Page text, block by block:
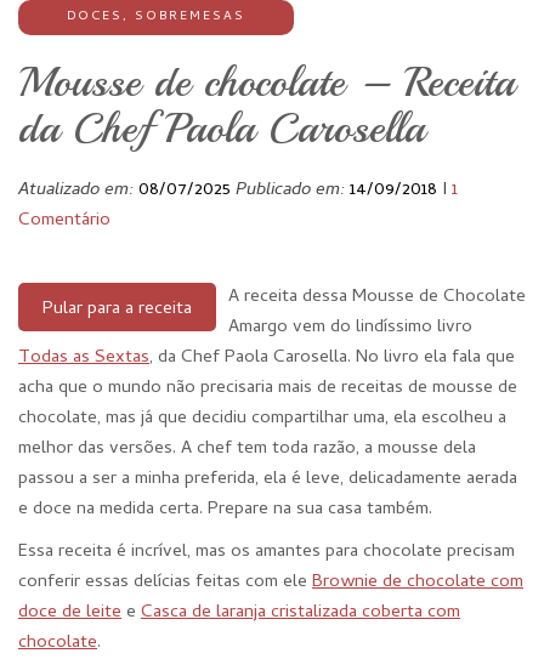
DOCES, SOBREMESAS
Mousse de chocolate – Receita
da Chef Paola Carosella
Atualizado em:08/07/2025 Publicado em:14/09/2018 I 1
Comentário
Pular para a receita
A receita dessa Mousse de Chocolate
Amargo vem do lindíssimo livro
Todas as Sextas, da Chef Paola Carosella. No livro ela fala que
acha que o mundo não precisaria mais de receitas de mousse de
chocolate, mas já que decidiu compartilhar uma, ela escolheu a
melhor das versões. A chef tem toda razão, a mousse dela
passou a ser a minha preferida, ela é leve, delicadamente aerada
e doce na medida certa. Prepare na sua casa também.
Essa receita é incrível, mas os amantes para chocolate precisam
conferir essas delícias feitas com ele Brownie de chocolate com
doce de leitee Casca de laranja cristalizada coberta com
chocolate.